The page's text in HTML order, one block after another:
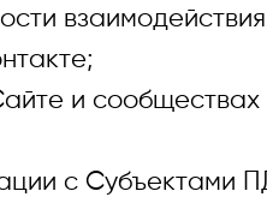
и сообществах
с Субъектами